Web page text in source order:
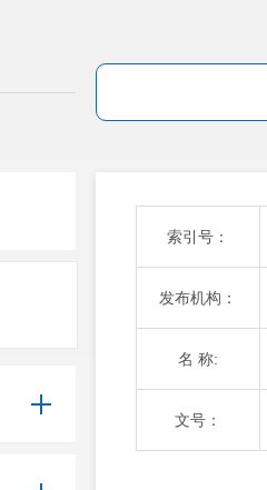
索引号：
发布机构：
名 称:
文号：